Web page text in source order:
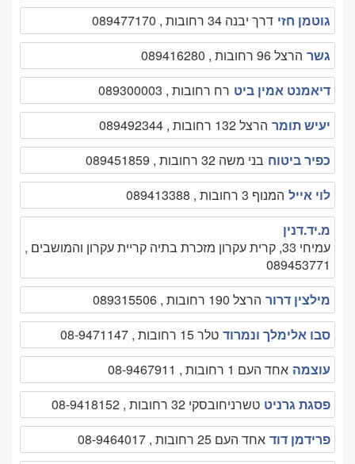
גוטמן חזי דרך יבנה 34 רחובות , 089477170
גשר הרצל 96 רחובות , 089416280
דיאמנט אמין ביט רח רחובות , 089300003
יעיש תומר הרצל 132 רחובות , 089492344
כפיר ביטוח בני משה 32 רחובות , 089451859
לוי אייל המנוף 3 רחובות , 089413388
מ.יד.דנין
עמיחי 33, קרית עקרון מזכרת בתיה קריית עקרון והמושבים ,
089453771
מילצין דרור הרצל 190 רחובות , 089315506
סבו אלימלך ונמרוד טלר 15 רחובות , 08-9471147
עוצמה אחד העם 1 רחובות , 08-9467911
פסגת גרניט טשרניחובסקי 32 רחובות , 08-9418152
פרידמן דוד אחד העם 25 רחובות , 08-9464017